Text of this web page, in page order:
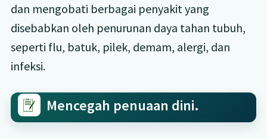
dan mengobati berbagai penyakit yang
disebabkan oleh penurunan daya tahan tubuh,
seperti flu, batuk, pilek, demam, alergi, dan
infeksi.
Mencegah penuaan dini.